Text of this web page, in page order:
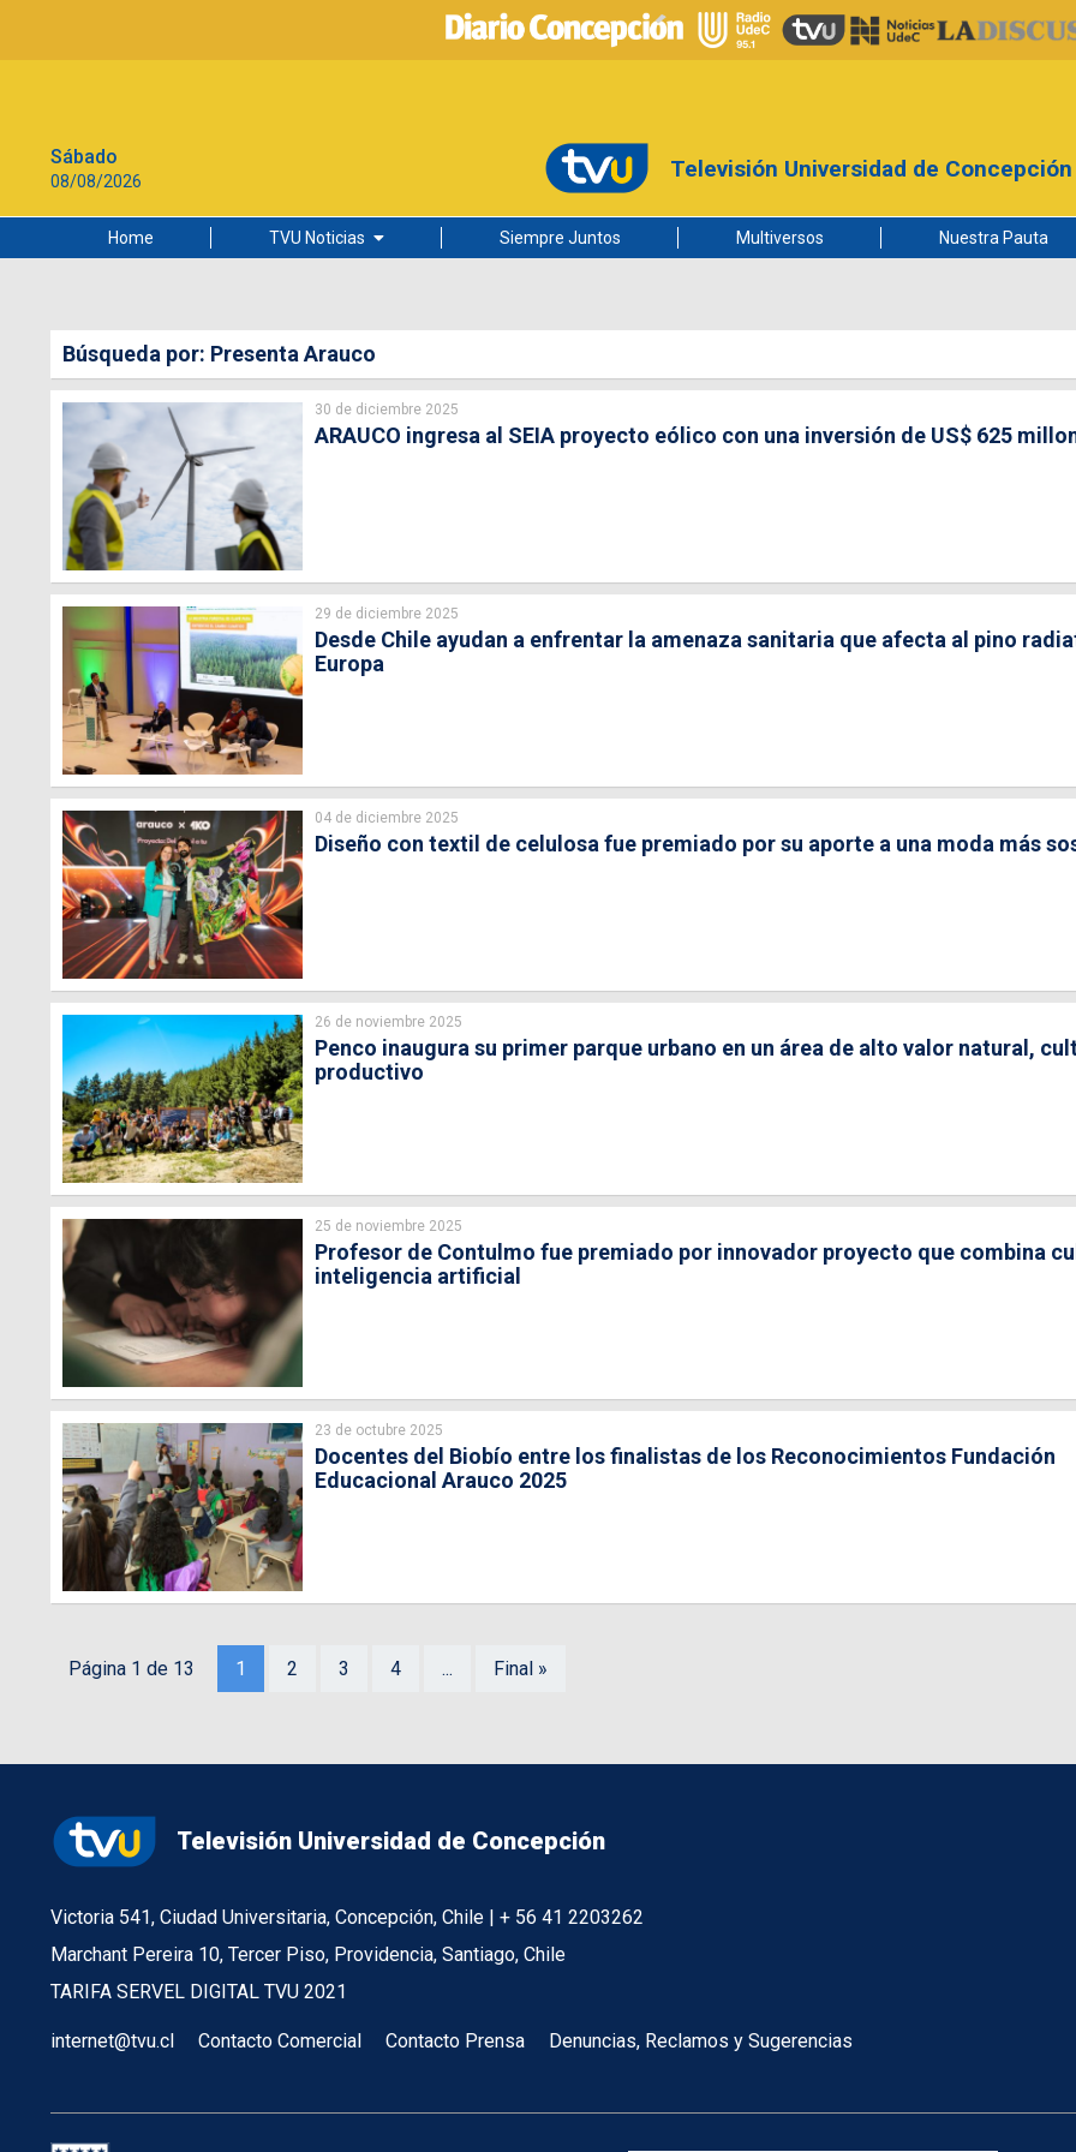
Sábado
08/08/2026 Televisión Universidad de Concepción
Home TVU Noticias
Ciudad
Universidad de Concepción
Siempre Juntos Multiversos Nuestra Pauta
Búsqueda por: Presenta Arauco
30 de diciembre 2025
ARAUCO ingresa al SEIA proyecto eólico con una inversión de US$ 625
29 de diciembre 2025
Desde Chile ayudan a enfrentar la amenaza sanitaria que afecta al pino
Europa
04 de diciembre 2025
Diseño con textil de celulosa fue premiado por su aporte a una moda más
26 de noviembre 2025
Penco inaugura su primer parque urbano en un área de alto valor natural,
productivo
25 de noviembre 2025
Profesor de Contulmo fue premiado por innovador proyecto que combina
inteligencia artificial
23 de octubre 2025
Docentes del Biobío entre los finalistas de los Reconocimientos Fundación
Educacional Arauco 2025
Página 1 de 13 1 2 3 4 ... Final »
Televisión Universidad de Concepción
Victoria 541, Ciudad Universitaria, Concepción, Chile | + 56 41 2203262
Marchant Pereira 10, Tercer Piso, Providencia, Santiago, Chile
TARIFA SERVEL DIGITAL TVU 2021
internet@tvu.cl Contacto Comercial Contacto Prensa Denuncias, Reclamos y Sugerencias